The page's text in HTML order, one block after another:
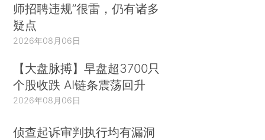
师招聘违规”很雷，仍有诸多
疑点
2026年08月06日
【大盘脉搏】早盘超3700只
个股收跌 AI链条震荡回升
2026年08月06日
侦查起诉审判执行均有漏洞